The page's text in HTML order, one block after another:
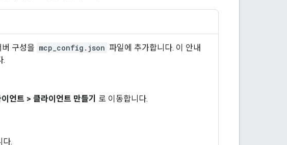
구성을 mcp_config.json 파일에 추가합니다. 이 안내
.
언트 > 클라이언트 만들기 로 이동합니다.
다.